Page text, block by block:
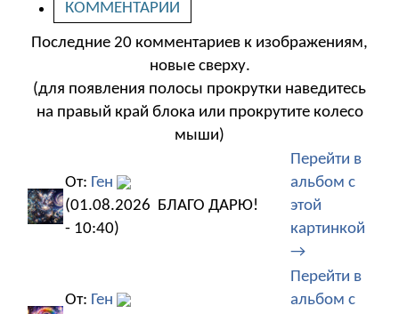
КОММЕНТАРИИ
Последние 20 комментариев к изображениям,
новые сверху.
(для появления полосы прокрутки наведитесь
на правый край блока или прокрутите колесо
мыши)
От: Ген
(01.08.2026
- 10:40)
БЛАГО ДАРЮ!
Перейти в
альбом с
этой
картинкой
→
От: Ген
Перейти в
альбом с